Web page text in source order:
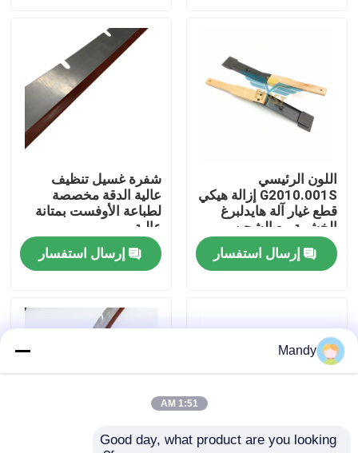
معلومات عنا
مراقبة الجودة
اتصل بنا
القضايا
قطع غيار طباعة أوفست
اللون الرئيسي
G2010.001S إزالة هيكي
قطع غيار آلة هايدلبرغ
الخشبية مع الشحن
السريع
إرسال استفسار
شفرة غسيل تنظيف
عالية الدقة مخصصة
لطباعة الأوفست بمتانة
عالية
إرسال استفسار
Mandy
1:51 AM
Good day, what product are you looking